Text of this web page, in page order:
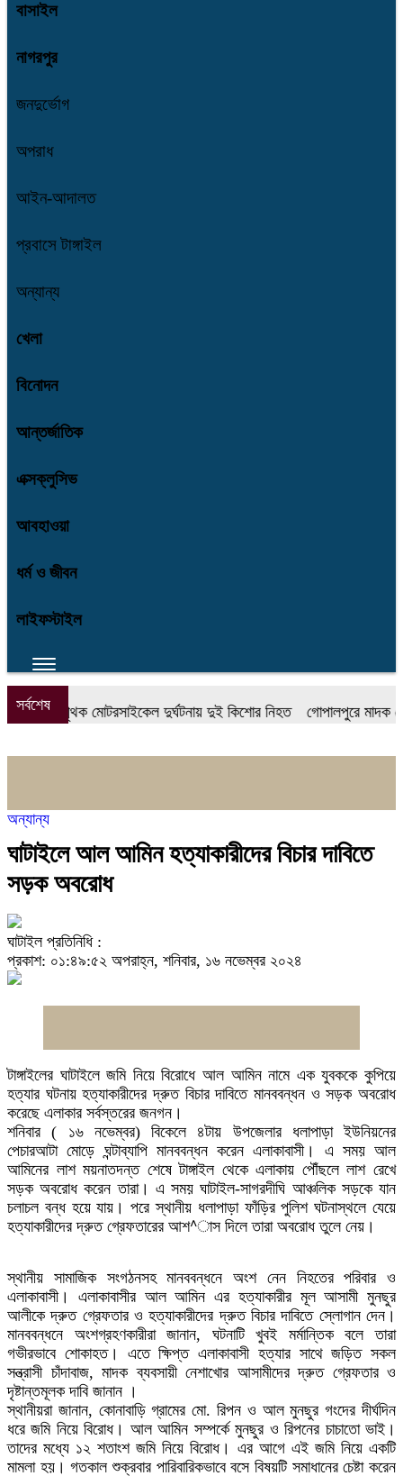
বাসাইল
নাগরপুর
জনদুর্ভোগ
অপরাধ
আইন-আদালত
প্রবাসে টাঙ্গাইল
অন্যান্য
খেলা
বিনোদন
আন্তর্জাতিক
এক্সক্লুসিভ
আবহাওয়া
ধর্ম ও জীবন
লাইফস্টাইল
সর্বশেষপৃথক মোটরসাইকেল দুর্ঘটনায় দুই কিশোর নিহত গোপালপুরে মাদক
অন্যান্য
ঘাটাইলে আল আমিন হত্যাকারীদের বিচার দাবিতে
সড়ক অবরোধ
ঘাটাইল প্রতিনিধি :
প্রকাশ: ০১:৪৯:৫২ অপরাহ্ন, শনিবার, ১৬ নভেম্বর ২০২৪
টাঙ্গাইলের ঘাটাইলে জমি নিয়ে বিরোধে আল আমিন নামে এক যুবককে কুপিয়ে
হত্যার ঘটনায় হত্যাকারীদের দ্রুত বিচার দাবিতে মানববন্ধন ও সড়ক অবরোধ
করেছে এলাকার সর্বস্তরের জনগন।
শনিবার ( ১৬ নভেম্বর) বিকেলে ৪টায় উপজেলার ধলাপাড়া ইউনিয়নের
পেচারআটা মোড়ে ঘন্টাব্যাপি মানববন্ধন করেন এলাকাবাসী। এ সময় আল
আমিনের লাশ ময়নাতদন্ত শেষে টাঙ্গাইল থেকে এলাকায় পৌঁছলে লাশ রেখে
সড়ক অবরোধ করেন তারা। এ সময় ঘাটাইল-সাগরদীঘি আঞ্চলিক সড়কে যান
চলাচল বন্ধ হয়ে যায়। পরে স্থানীয় ধলাপাড়া ফাঁড়ির পুলিশ ঘটনাস্থলে যেয়ে
হত্যাকারীদের দ্রুত গ্রেফতারের আশ^াস দিলে তারা অবরোধ তুলে নেয়।
স্থানীয় সামাজিক সংগঠনসহ মানববন্ধনে অংশ নেন নিহতের পরিবার ও
এলাকাবাসী। এলাকাবাসীর আল আমিন এর হত্যাকারীর মূল আসামী মুনছুর
আলীকে দ্রুত গ্রেফতার ও হত্যাকারীদের দ্রুত বিচার দাবিতে স্লোগান দেন।
মানববন্ধনে অংশগ্রহণকারীরা জানান, ঘটনাটি খুবই মর্মান্তিক বলে তারা
গভীরভাবে শোকাহত। এতে ক্ষিপ্ত এলাকাবাসী হত্যার সাথে জড়িত সকল
সন্ত্রাসী চাঁদাবাজ, মাদক ব্যবসায়ী নেশাখোর আসামীদের দ্রুত গ্রেফতার ও
দৃষ্টান্তমূলক দাবি জানান ।
স্থানীয়রা জানান, কোনাবাড়ি গ্রামের মো. রিপন ও আল মুনছুর গংদের দীর্ঘদিন
ধরে জমি নিয়ে বিরোধ। আল আমিন সম্পর্কে মুনছুর ও রিপনের চাচাতো ভাই।
তাদের মধ্যে ১২ শতাংশ জমি নিয়ে বিরোধ। এর আগে এই জমি নিয়ে একটি
মামলা হয়। গতকাল শুক্রবার পারিবারিকভাবে বসে বিষয়টি সমাধানের চেষ্টা করেন